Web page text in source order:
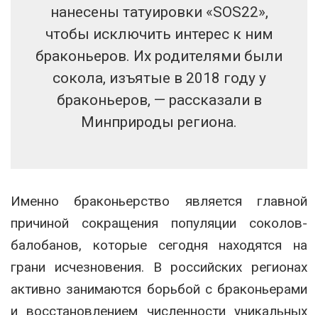
нанесены татуировки «SOS22»,
чтобы исключить интерес к ним
браконьеров. Их родителями были
сокола, изъятые в 2018 году у
браконьеров, — рассказали в
Минприроды региона.
Именно браконьерство является главной
причиной сокращения популяции соколов-
балобанов, которые сегодня находятся на
грани исчезновения. В российских регионах
активно занимаются борьбой с браконьерами
и восстановлением численности уникальных